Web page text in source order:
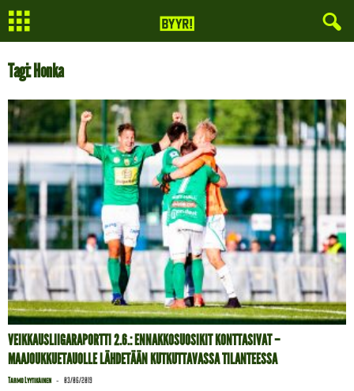
Tagi: Honka
VEIKKAUSLIIGARAPORTTI 2.6.: ENNAKKOSUOSIKIT KONTTASIVAT –
MAAJOUKKUETAUOLLE LÄHDETÄÄN KUTKUTTAVASSA TILANTEESSA
Tarmo Lyytikäinen - 03/06/2019